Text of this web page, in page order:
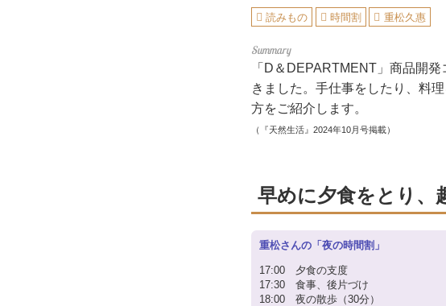
読みもの 時間割 重松久惠
「D＆DEPARTMENT」商品開
きました。手仕事をしたり、料
方をご紹介します。
（『天然生活』2024年10月号掲載）
早めに夕食をとり、
重松さんの「夜の時間割」
17:00 夕食の支度
17:30 食事、後片づけ
18:00 夜の散歩（30分）